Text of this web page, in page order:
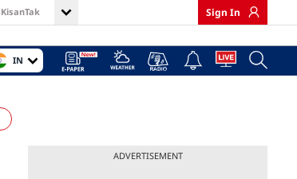
KisanTak Sign In
IN
ADVERTISEMENT